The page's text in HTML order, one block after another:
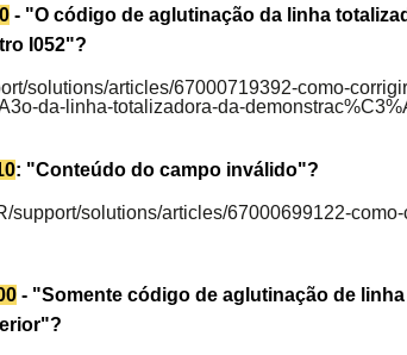
- "O código de aglutinação da linha
I052"?
solutions/articles/67000719392-como-
da-linha-totalizadora-da-
: "Conteúdo do campo inválido"?
support/solutions/articles/67000699122-
- "Somente código de aglutinação de